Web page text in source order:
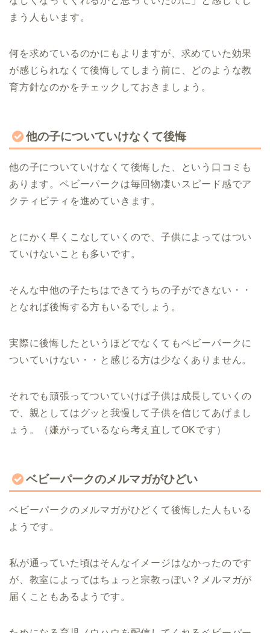
まう人もいます。
何を求めているのかにもよりますが、求めていた効果
が感じられなくて後悔してしまう前に、どのような教
育方針なのかをチェックしておきましょう。
他の子についていけなくて後悔
他の子についていけなくて後悔した、という口コミも
あります。ベビーパークは毎回物凄いスピード感でア
クティビティを進めていきます。
とにかく早くこなしていくので、子供によってはつい
ていけないことも多いです。
そんな中他の子たちはできてうちの子ができない・・
となれば後悔する方もいるでしょう。
実際に後悔したというほどでなくてもベビーパークに
ついていけない・・と感じる方は少なくありません。
それでも頑張ってついていけば子供は成長していくの
で、親としてはグッと我慢して子供を信じてあげまし
ょう。（嫌がっているなら考え直してOKです）
ベビーパークのメルマガがひどい
ベビーパークのメルマガがひどくて後悔した人もいる
ようです。
私が通っていた頃はそんなイメージはなかったのです
が、教室によってはちょっと宗教っぽい？メルマガが
届くこともあるようです。